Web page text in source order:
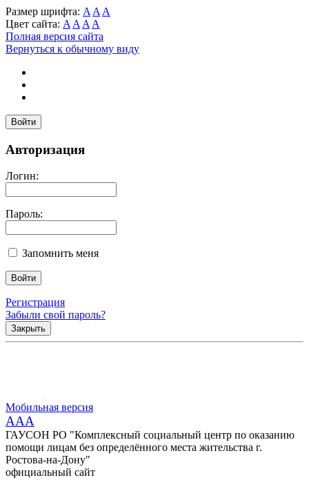
Размер шрифта: A A A
Цвет сайта: A A A A
Полная версия сайта
Вернуться к обычному виду
Войти
Авторизация
Логин:
Пароль:
Запомнить меня
Регистрация
Забыли свой пароль?
Закрыть
Мобильная версия
AAA
ГАУСОН РО "Комплексный социальный центр по оказанию
помощи лицам без определённого места жительства г.
Ростова-на-Дону"
официальный сайт